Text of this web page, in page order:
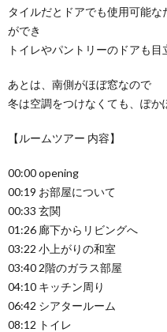
タイルだとドアでも使用可能
ができ
トイレやパントリーのドアも目
あとは、南側がほぼ窓なので
冬は空調をつけなくても、ぽか
【ルームツアー 内容】
00:00 opening
00:19 お部屋について
00:33 玄関
01:26 廊下からリビングへ
03:22 小上がりの和室
03:40 2階のガラス部屋
04:10 キッチン周り
06:42 シアタールーム
08:12 トイレ